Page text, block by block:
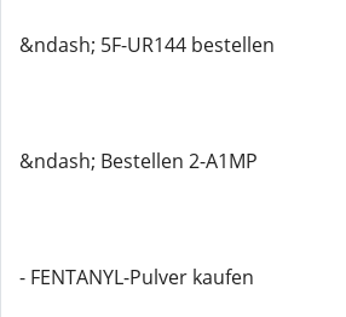
&ndash; 5F-UR144 bestellen
&ndash; Bestellen 2-A1MP
- FENTANYL-Pulver kaufen